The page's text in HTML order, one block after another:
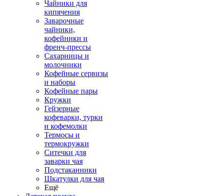
Чайники для
кипячения
Заварочные
чайники,
кофейники и
френч-прессы
Сахарницы и
молочники
Кофейные сервизы
и наборы
Кофейные пары
Кружки
Гейзерные
кофеварки, турки
и кофемолки
Термосы и
термокружки
Ситечки для
заварки чая
Подстаканники
Шкатулки для чая
Ещё